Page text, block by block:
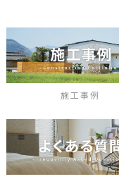
施工事例